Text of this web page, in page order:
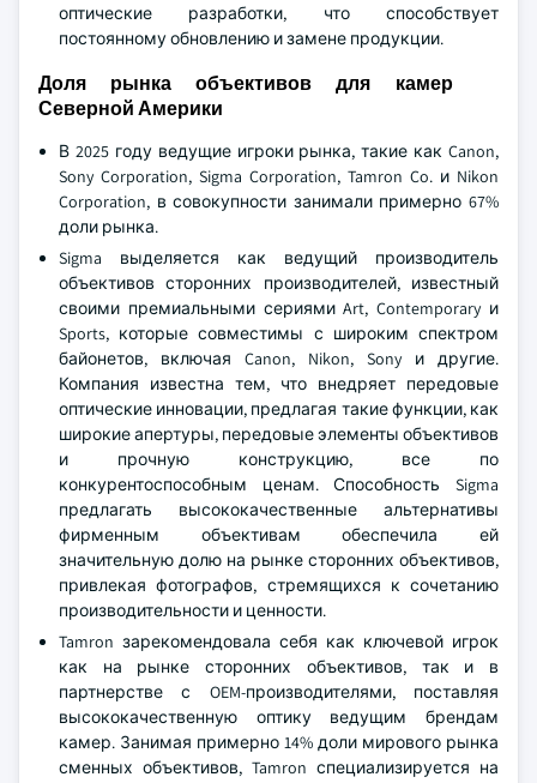
оптические разработки, что способствует
постоянному обновлению и замене продукции.
Доля рынка объективов для камер
Северной Америки
В 2025 году ведущие игроки рынка, такие как Canon,
Sony Corporation, Sigma Corporation, Tamron Co. и Nikon
Corporation, в совокупности занимали примерно 67%
доли рынка.
Sigma выделяется как ведущий производитель
объективов сторонних производителей, известный
своими премиальными сериями Art, Contemporary и
Sports, которые совместимы с широким спектром
байонетов, включая Canon, Nikon, Sony и другие.
Компания известна тем, что внедряет передовые
оптические инновации, предлагая такие функции, как
широкие апертуры, передовые элементы объективов
и прочную конструкцию, все по
конкурентоспособным ценам. Способность Sigma
предлагать высококачественные альтернативы
фирменным объективам обеспечила ей
значительную долю на рынке сторонних объективов,
привлекая фотографов, стремящихся к сочетанию
производительности и ценности.
Tamron зарекомендовала себя как ключевой игрок
как на рынке сторонних объективов, так и в
партнерстве с OEM-производителями, поставляя
высококачественную оптику ведущим брендам
камер. Занимая примерно 14% доли мирового рынка
сменных объективов, Tamron специализируется на